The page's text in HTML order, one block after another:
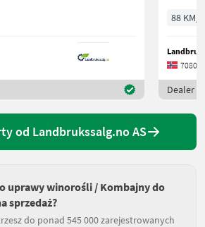
88 KM/
7080 H
Dealer
od Landbrukssalg.no AS
uprawy winorośli / Kombajny do
sprzedaż?
do ponad 545 000 zarejestrowanych